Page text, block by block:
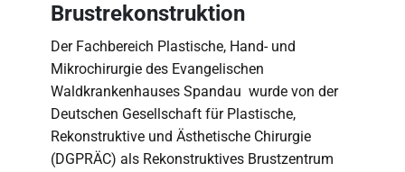
Brustrekonstruktion
Der Fachbereich Plastische, Hand- und
Mikrochirurgie des Evangelischen
Waldkrankenhauses Spandau wurde von der
Deutschen Gesellschaft für Plastische,
Rekonstruktive und Ästhetische Chirurgie
(DGPRÄC) als Rekonstruktives Brustzentrum